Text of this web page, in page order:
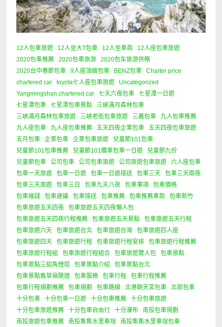
12人包車旅遊 12人坐大T包車 12人坐車款
12人座包車旅遊
2020包車推薦
2020包車旅游
2020包车旅游供略
2020台中春節包車
9人座頂級包車 BENZ包車
Charter price
chartered car
toyota七人座包車旅遊
Uncategorized
Yangmingshan chartered car
七天六夜包車
七星潭一日遊
七星潭包車
七星潭包車景點
三峽滿月森林包車
三峽滿月森林包車旅遊
三峽老街包車旅遊 三義包車
九人包車推薦
九人座包車
九人座包車推薦 五天四夜企業包車
五天四夜包車旅遊
五月包車
企業包車 企業包車旅遊
兒童節101包車
兒童節101包車推薦
兒童節101纜車包車一日遊
兒童節九份
兒童節包車
公司包車 公司包車旅遊 公司旅遊包車旅遊
六人座包車
包車一天旅遊
包車一日遊 包車一日遊接送 包車三天
包車三天兩夜
包車三天旅遊
包車三日 包車九天八夜 包車事項
包車價格
包車幾錢
包車建議 包車接送 包車推薦 包車推薦車款
包車新竹
包車旅遊五天四夜
包車旅遊五天四夜懶人包
包車旅遊五天四夜行程推薦
包車旅遊五天景點
包車旅遊五天行程
包車旅遊六天
包車旅遊台北 包車旅遊台灣
包車旅遊四人座
包車旅遊四天
包車旅遊行程 包車旅遊行程安排
包車旅遊行程推薦
包車旅遊行程組
包車旅遊行程組合 包車旅遊覽人包
包車景點
包車景點三貂角燈塔
包車景點介紹
包車景點台北
包車景點舊草嶺隧道
包車服務 包車行程
包車行程推薦
包車行程規劃推薦
包車規劃 包車路線 北港朝天宮包車
北部包車
十分包車
十分包車一日遊 十分包車推薦
十分包車旅遊
十分包車旅遊推薦
十分包車自由行 十分瀑布
南投包車規劃
南投旅遊包車推薦
南投集集水里車埕 南投集集水里車埕包車